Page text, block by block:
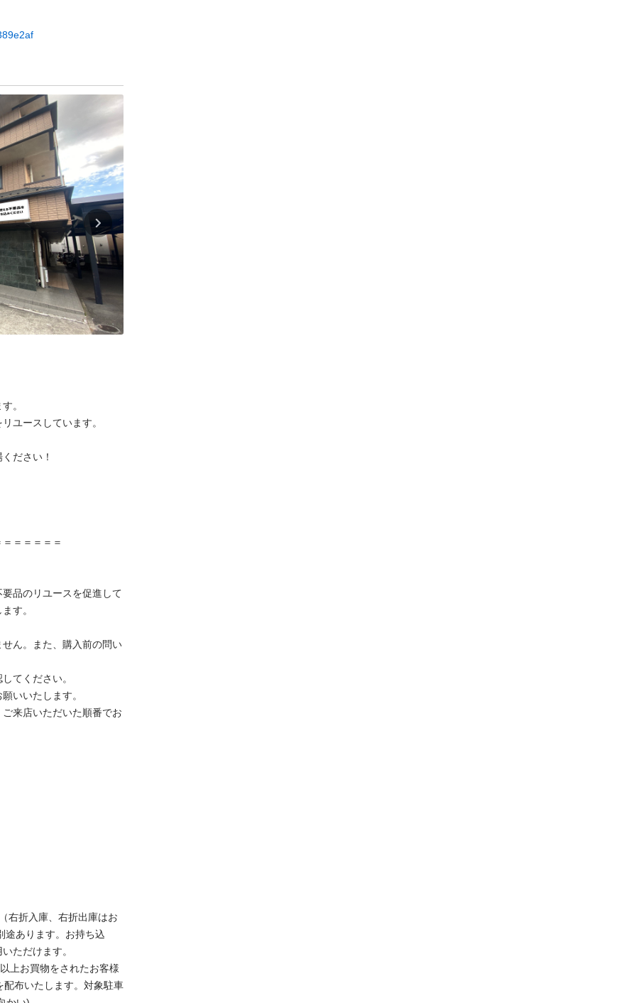
。
ユースしています。
ださい！
＝＝＝＝＝
品のリユースを促進して
す。
ん。また、購入前の問い
てください。
いいたします。
来店いただいた順番でお
右折入庫、右折出庫はお
途あります。お持ち込
ただけます。
上お買物をされたお客様
布いたします。対象駐車